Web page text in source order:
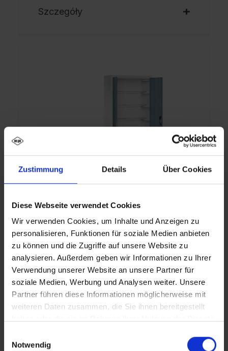
Zustimmung Details Über Cookies
Diese Webseite verwendet Cookies
Wir verwenden Cookies, um Inhalte und Anzeigen zu
personalisieren, Funktionen für soziale Medien anbieten
zu können und die Zugriffe auf unsere Website zu
analysieren. Außerdem geben wir Informationen zu Ihrer
Verwendung unserer Website an unsere Partner für
soziale Medien, Werbung und Analysen weiter. Unsere
Partner führen diese Informationen möglicherweise mit
weiteren Daten zusammen, die Sie ihnen bereitgestellt
Notwendig
Szczegóły
C+P Szafa biurowa, seria Acurado,
drążkami zawieszkowymi
Od3 175,20 zł*
Szczegóły